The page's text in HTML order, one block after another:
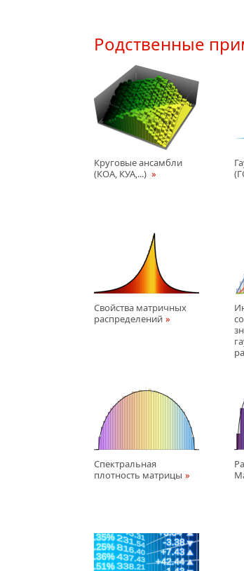
Родственные
Круговые ансамбли
(КОА, КУА,...)
Свойства матричных
распределений
Спектральная
плотность матрицы